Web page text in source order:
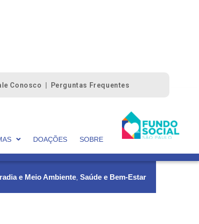
Conosco Perguntas Frequentes
DOAÇÕES SOBRE
e Meio Ambiente Saúde e Bem-Estar